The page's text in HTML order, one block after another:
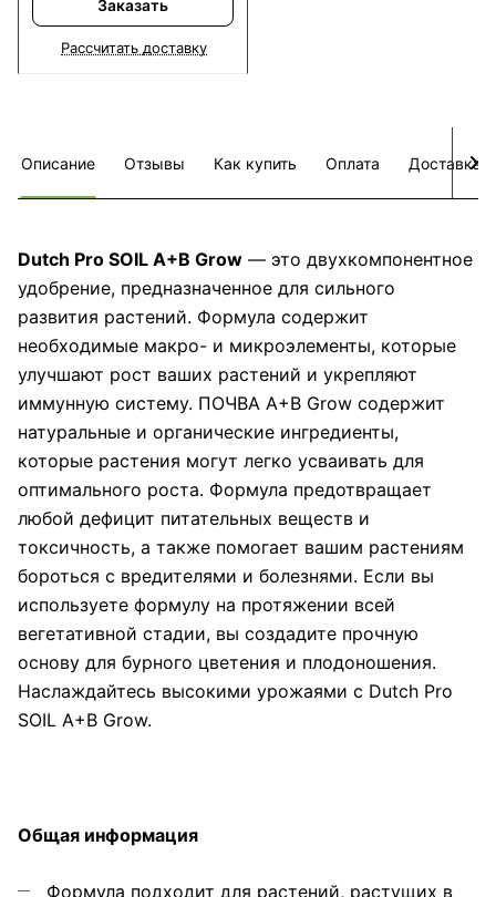
Заказать
Рассчитать доставку
Описание Отзывы Как купить Оплата Доставка
Dutch Pro SOIL A+B Grow — это двухкомпонентное
удобрение, предназначенное для сильного
развития растений. Формула содержит
необходимые макро- и микроэлементы, которые
улучшают рост ваших растений и укрепляют
иммунную систему. ПОЧВА A+B Grow содержит
натуральные и органические ингредиенты,
которые растения могут легко усваивать для
оптимального роста. Формула предотвращает
любой дефицит питательных веществ и
токсичность, а также помогает вашим растениям
бороться с вредителями и болезнями. Если вы
используете формулу на протяжении всей
вегетативной стадии, вы создадите прочную
основу для бурного цветения и плодоношения.
Наслаждайтесь высокими урожаями с Dutch Pro
SOIL A+B Grow.
Общая информация
Формула подходит для растений, растущих в